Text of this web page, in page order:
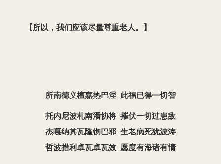
【所以，我们应该尽量尊重老人。 】
所南德义檀嘉热巴涅 此福已得一切智
托内尼波札南潘协将 摧伏一切过患敌
杰嘎纳其瓦隆彻巴耶 生老病死犹波涛
哲波措利卓瓦卓瓦效 愿度有海诸有情